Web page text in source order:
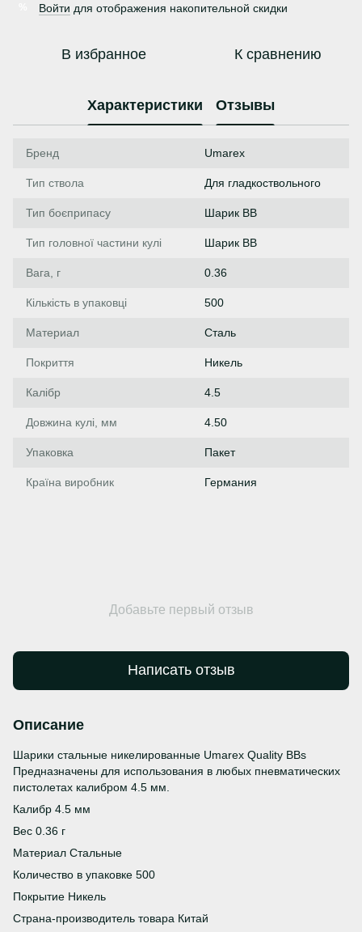
Войти для отображения накопительной скидки
В избранное К сравнению
Характеристики Отзывы
Бренд Umarex
Тип ствола Для гладкоствольного
Тип боєприпасу Шарик BB
Тип головної частини кулі Шарик ВВ
Вага, г 0.36
Кількість в упаковці 500
Материал Сталь
Покриття Никель
Калібр 4.5
Довжина кулі, мм 4.50
Упаковка Пакет
Країна виробник Германия
Добавьте первый отзыв
Написать отзыв
Описание
Шарики стальные никелированные Umarex Quality BBs
Предназначены для использования в любых пневматических
пистолетах калибром 4.5 мм.
Калибр 4.5 мм
Вес 0.36 г
Материал Стальные
Количество в упаковке 500
Покрытие Никель
Страна-производитель товара Китай